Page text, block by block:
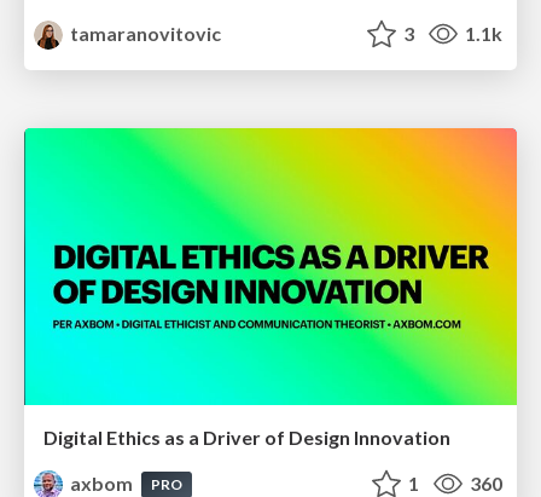
tamaranovitovic
3 1.1k
Digital Ethics as a Driver of Design Innovation
axbom
PRO 1 360